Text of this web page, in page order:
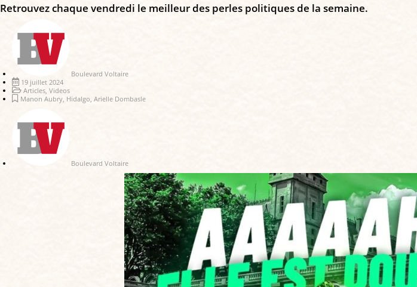
Retrouvez chaque vendredi le meilleur des perles politiques de la semaine.
Boulevard Voltaire
19 juillet 2024
Articles Videos
Manon Aubry Hidalgo Arielle Dombasle
Boulevard Voltaire